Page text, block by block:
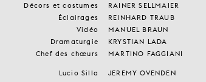
Décors et costumes
RAINER SELLMAIER
Éclairages
REINHARD TRAUB
Vidéo
MANUEL BRAUN
Dramaturgie
KRYSTIAN LADA
Chef des chœurs
MARTINO FAGGIANI
Lucio Silla
JEREMY OVENDEN